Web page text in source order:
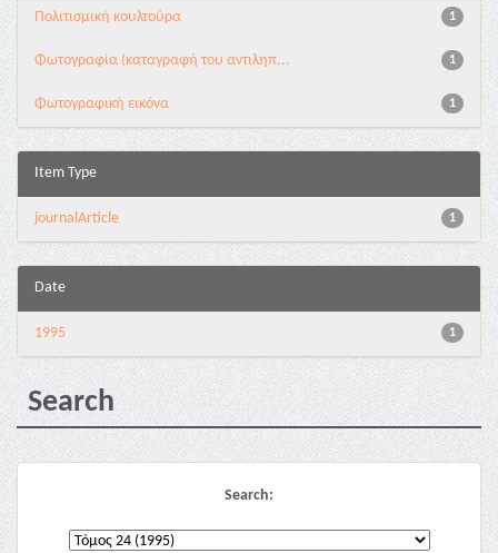
1
Πολιτισμική κουλτούρα
1
Φωτογραφία (καταγραφή του αντιληπ...
1
Φωτογραφική εικόνα
Item Type
1
journalArticle
Date
1
1995
Search
Search: